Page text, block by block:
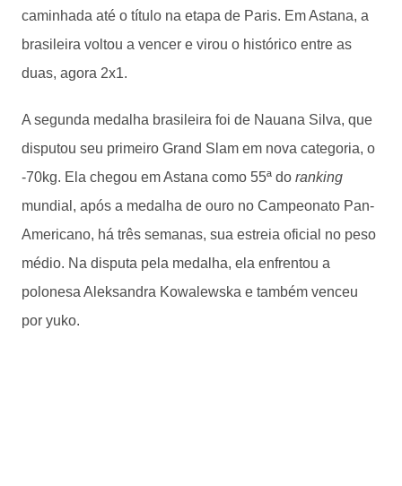
caminhada até o título na etapa de Paris. Em Astana, a
brasileira voltou a vencer e virou o histórico entre as
duas, agora 2x1.
A segunda medalha brasileira foi de Nauana Silva, que
disputou seu primeiro Grand Slam em nova categoria, o
-70kg. Ela chegou em Astana como 55ª do ranking
mundial, após a medalha de ouro no Campeonato Pan-
Americano, há três semanas, sua estreia oficial no peso
médio. Na disputa pela medalha, ela enfrentou a
polonesa Aleksandra Kowalewska e também venceu
por yuko.